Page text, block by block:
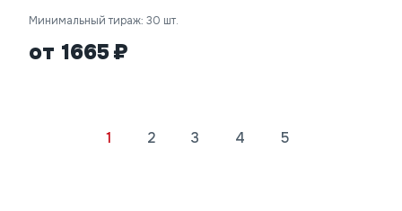
Минимальный тираж: 30 шт.
от 1665
1 2 3 4 5